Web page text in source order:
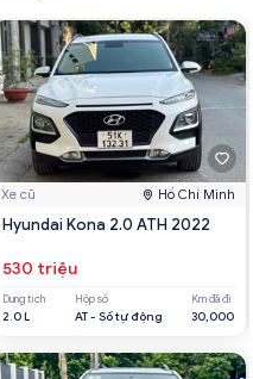
Xe cũ Hồ Chí Minh
Hyundai Kona 2.0 ATH 2022
530 triệu
Dung tích
2.0 L
Hộp số
AT - Số tự động
Km đã đi
30,000